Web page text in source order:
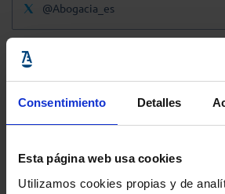
Consentimiento Detalles
Esta página web usa cookies
Utilizamos cookies propias y de
@Abogacia_es